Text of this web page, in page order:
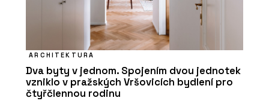
ARCHITEKTURA
Dva byty v jednom. Spojením dvou jednotek
vzniklo v pražských Vršovicích bydlení pro
čtyřčlennou rodinu